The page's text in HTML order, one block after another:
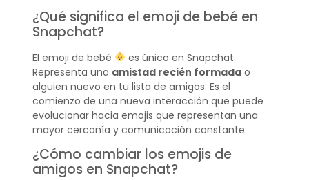
¿Qué significa el emoji de bebé en
Snapchat?
El emoji de bebé
es único en Snapchat.
Representa una amistad recién formadao
alguien nuevo en tu lista de amigos. Es el
comienzo de una nueva interacción que puede
evolucionar hacia emojis que representan una
mayor cercanía y comunicación constante.
¿Cómo cambiar los emojis de
amigos en Snapchat?